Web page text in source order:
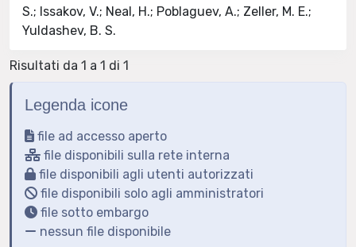
Risultati da 1 a 1 di 1
Legenda icone
file ad accesso aperto
file disponibili sulla rete interna
file disponibili agli utenti autorizzati
file disponibili solo agli amministratori
file sotto embargo
nessun file disponibile